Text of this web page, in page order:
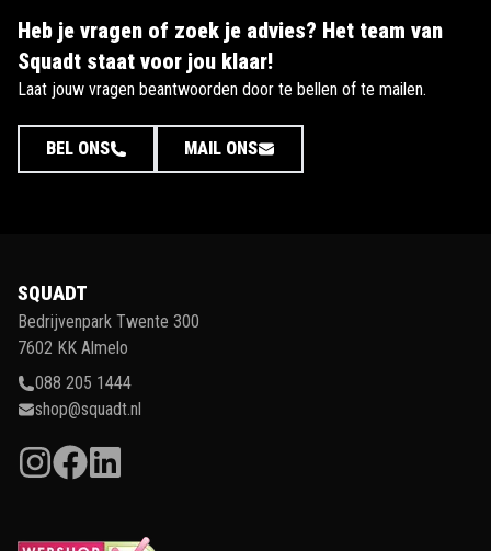
Heb je vragen of zoek je advies? Het team van
Squadt staat voor jou klaar!
Laat jouw vragen beantwoorden door te bellen of te mailen.
BEL ONS MAIL ONS
SQUADT
Bedrijvenpark Twente 300
7602 KK Almelo
088 205 1444
shop@squadt.nl